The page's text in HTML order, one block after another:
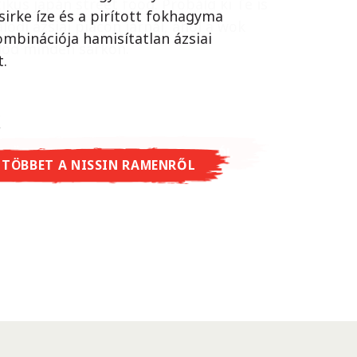
japán street food. Próbáld ki Te is
ázsiai piacon járnál, ahol a wok
minden sarkon.
A CUP NOODLES SOBA-RÓL
íze és a pirított fokhagyma
hamisítatlan ázsiai
A NISSIN RAMENRŐL